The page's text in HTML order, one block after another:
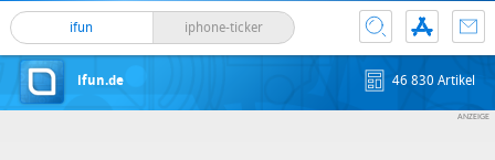
ifun iphone-ticker
ifun.de 46 830 Artikel